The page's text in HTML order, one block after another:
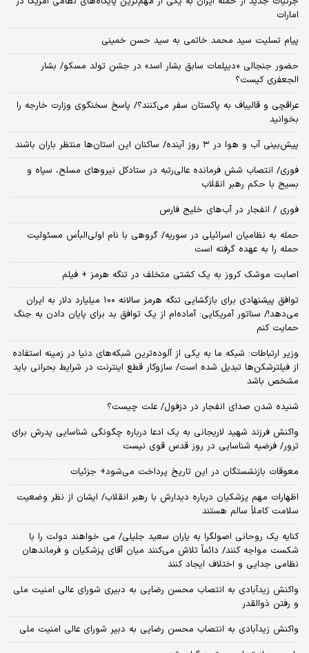
امارات
پیام تسلیت سید محمد خاتمی به سید حسن خمینی
حضور جنجالی «دیپلمات سابق بشار اسد» در جشن تولد مسکو/ بشار
الجعفری کیست؟
عراقچی و قالیباف به پاکستان سفر می‌کنند؟/ پاسخ سخنگوی وزارت خارجه را
بخوانید
پیش‌بینی آب و هوا در ۳ روز آینده/ ساکنان این استان‌ها منتظر باران باشند
فوری/ انتصاب شش فرمانده عالی‌رتبه در ستادکل نیروهای مسلح، سپاه و
بسیج با حکم رهبر انقلاب
فوری / انفجار در آب‌های خلیج فارس
حمله به نظامیان اسرائیلی در سوریه/ گروهی با نام اولی‌البأس مسئولیت
حمله را به عهده گرفته است
اصابت موشک کروز به یک کشتی متخلف در تنگه هرمز + فیلم
توافق پیشنهادی برای بازگشایی تنگه هرمز سالانه ۱۰۰ میلیارد دلار به ایران
می‌دهد!/ سناتور آمریکایی: آماده‌ام از یک توافق بد برای پایان دادن به جنگ
حمایت کنم
وزیر ارتباطات: شبکه ما به یکی از آلوده‌ترین شبکه‌های دنیا در زمینه استفاده
از فیلترشکن‌ها تبدیل شده است/ سازوکار قطع اینترنت در شرایط بحرانی باید
مشخص باشد
شنیده شدن صدای انفجار در دزفول/ علت چیست؟
واکنش فرزند شهید لاریجانی به یک ادعا درباره چگونگی شناسایی پدرش برای
ترور/ فرضیه شناسایی در روز قدس قوی نیست
معوقات بازنشستگان در این تاریخ پرداخت می‌شود+ جزئیات
اظهارات مهم پزشکیان درباره دیدارش با رهبر انقلاب/ ایشان از نظر وضعیت
سلامت کاملاً سالم هستند
کنایه یک روحانی اصولگرا به یاران سعید جلیلی/ می خواهند دولت را با
شکست مواجه کنند/ دائماً تلاش می‌کنند میان آقای پزشکیان و فرماندهان
نظامی جدایی و اختلاف ایجاد کنند
واکنش زیدآبادی به انتصاب محسن رضایی به دبیری شورای عالی امنیت ملی
و رفتن ذوالقدر
واکنش زیدآبادی به انتصاب محسن رضایی به دبیر شورای عالی امنیت ملی